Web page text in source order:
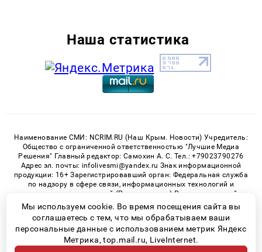
Наша статистика
Наименование СМИ: NCRIM.RU (Наш Крым. Новости) Учредитель:
Общество с ограниченной ответственностью "Лучшие Медиа
Решения" Главный редактор: Самохин А. С. Тел.: +79023790276
Адрес эл. почты: infolivesmi@yandex.ru Знак информационной
продукции: 16+ Зарегистрировавший орган: Федеральная служба
по надзору в сфере связи, информационных технологий и
массовых коммуникаций (Роскомнадзор) Регистрационный
номер СМИ ЭЛ № ФС 77 - 81150 от 02.06.2021
© 2026 «nCrim.ru» | Все права защищены
Мы используем cookie. Во время посещения сайта вы
соглашаетесь с тем, что мы обрабатываем ваши
персональные данные с использованием метрик Яндекс
Метрика, top.mail.ru, LiveInternet.